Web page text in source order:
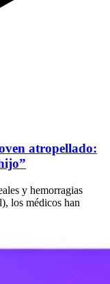
atropellado:
y hemorragias
los médicos han